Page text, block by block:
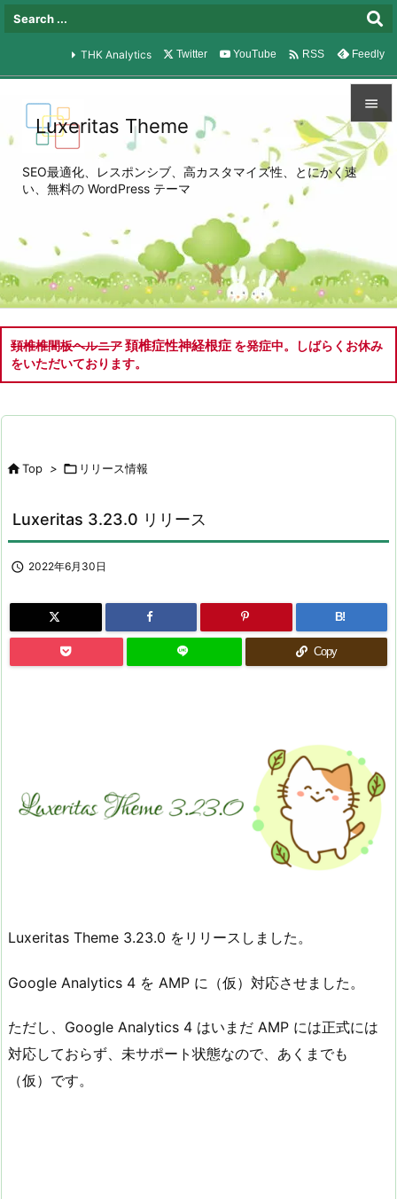


メニュ

次へ

検索
THK Analytics Twitter YouTube  RSS Feedly
Luxeritas Theme
SEO最適化、レスポンシブ、高カスタマイズ性、とにかく速
い、無料の WordPress テーマ
頚椎椎間板ヘルニア頚椎症性神経根症 を発症中。しばらくお休み
をいただいております。
Top >  リリース情報
Luxeritas 3.23.0 リリース
 2022年6月30日
B!
Copy
Luxeritas Theme 3.23.0 をリリースしました。
Google Analytics 4 を AMP に（仮）対応させました。
ただし、Google Analytics 4 はいまだ AMP には正式には
対応しておらず、未サポート状態なので、あくまでも
（仮）です。